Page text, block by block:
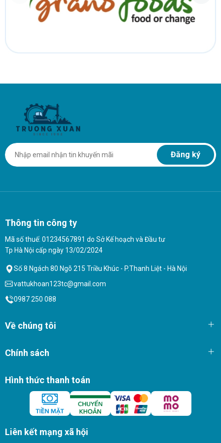
Đăng ký
Thông tin công ty
Mã số thuế: 01234567891 do Sở Kế hoạch và Đầu tư
Tp Hà Nội cấp ngày 13/02/2024
Số 8 Ngách 80 Ngõ 215 Triều Khúc - P.Thanh Liệt - Hà Nội
vattukhoan123tc@gmail.com
0987 250 088
Về chúng tôi
Chính sách
Hình thức thanh toán
Liên kết mạng xã hội